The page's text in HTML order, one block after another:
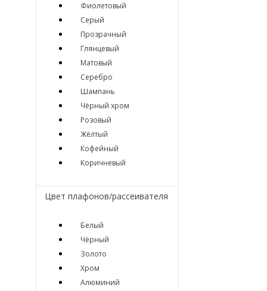
Фиолетовый
Серый
Прозрачный
Глянцевый
Матовый
Серебро
Шампань
Чёрный хром
Розовый
Жёлтый
Кофейный
Коричневый
Цвет плафонов/рассеивателя
Белый
Чёрный
Золото
Хром
Алюминий